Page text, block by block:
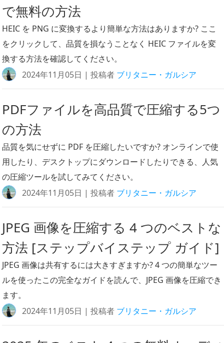
で無料の方法
HEIC を PNG に変換するより簡単な方法はありますか? ここ
をクリックして、品質を損なうことなく HEIC ファイルを変
換する方法を確認してください。
2024年11月05日 | 投稿者 ブリタニー・ガルシア
PDFファイルを高品質で圧縮する5つ
の方法
品質を気にせずに PDF を圧縮したいですか? オンラインで使
用したり、デスクトップにダウンロードしたりできる、人気
の圧縮ツールを試してみてください。
2024年11月05日 | 投稿者 ブリタニー・ガルシア
JPEG 画像を圧縮する 4 つのベストな
方法 [ステップバイステップ ガイド]
JPEG 画像は共有するには大きすぎますか? 4 つの簡単なツー
ルを使ったこの完全なガイドを読んで、JPEG 画像を圧縮でき
ます。
2024年11月05日 | 投稿者 ブリタニー・ガルシア